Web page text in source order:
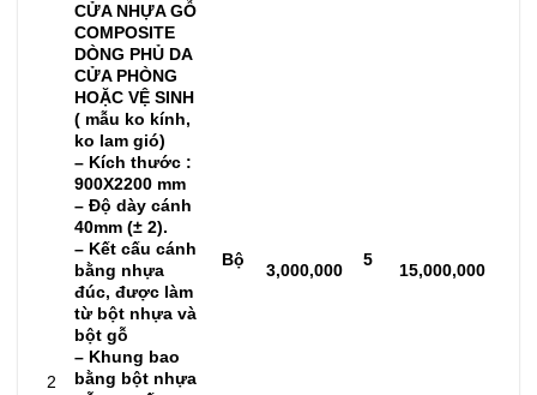
2
CỬA NHỰA GỖ
COMPOSITE
DÒNG PHỦ DA
CỬA PHÒNG
HOẶC VỆ SINH
( mẫu ko kính,
ko lam gió)
– Kích thước :
900X2200 mm
– Độ dày cánh
40mm (± 2).
– Kết cấu cánh
bằng nhựa
đúc, được làm
từ bột nhựa và
bột gỗ
– Khung bao
bằng bột nhựa
Bộ
3,000,000
5
15,000,000